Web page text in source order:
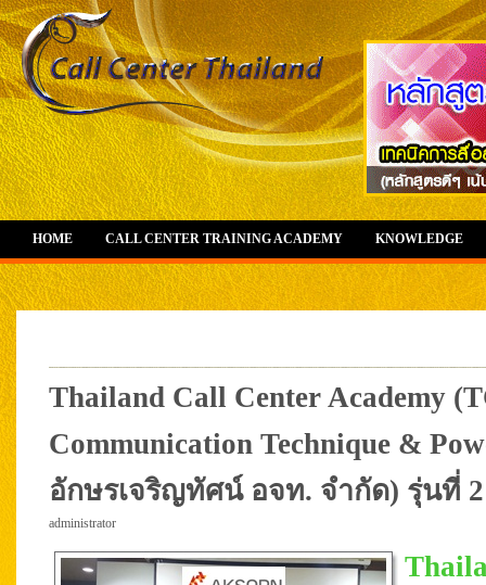
HOME CALL CENTER TRAINING ACADEMY KNOWLEDGE
Thailand Call Center Academy
Communication Technique &
อักษรเจริญทัศน์ อจท. จำกัด) รุ่นที่ 2
administrator